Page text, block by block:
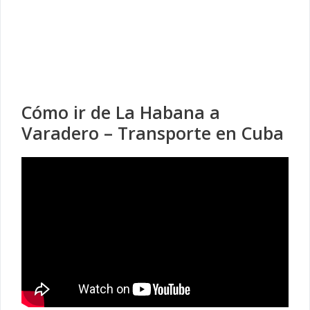
Cómo ir de La Habana a
Varadero – Transporte en Cuba